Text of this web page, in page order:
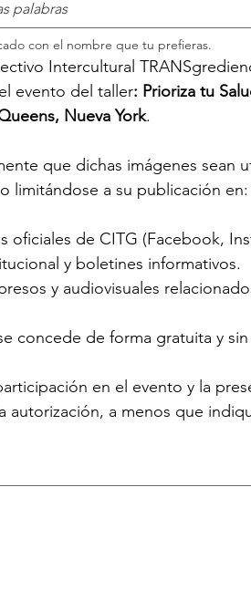
con el nombre que tu prefieras.
Intercultural
evento del taller: Prioriza tu
Nueva York.
que dichas imágenes sean
limitándose a su publicación en:
oficiales de CITG (Facebook,
y boletines informativos.
y audiovisuales
concede de forma gratuita y
en el evento y la
autorización, a menos que
requires a mouse or touchpad. For keyboard